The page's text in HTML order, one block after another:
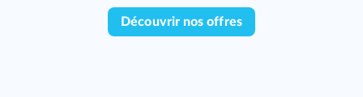
Découvrir nos offres